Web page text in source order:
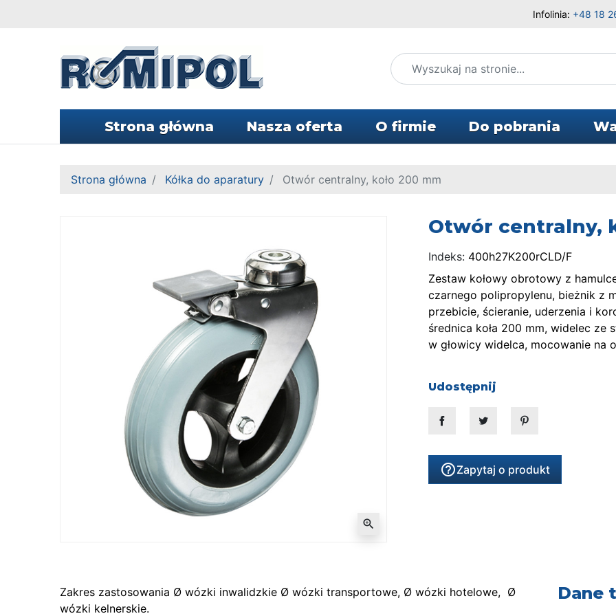
Infolinia: +48 18
Strona główna Nasza oferta O firmie Do pobrania
Strona główna Kółka do aparatury Otwór centralny, koło 200 mm
zoom_in
Otwór centralny,
Indeks: 400h27K200rCLD/F
Zestaw kołowy obrotowy z
czarnego polipropylenu, bieżnik z
przebicie, ścieranie, uderzenia i
średnica koła 200 mm, widelec ze
w głowicy widelca, mocowanie na
Udostępnij
help_outlineZapytaj o produkt
Zakres zastosowania Ø wózki inwalidzkie Ø wózki transportowe, Ø wózki hotelowe, Ø
wózki kelnerskie.
Dane